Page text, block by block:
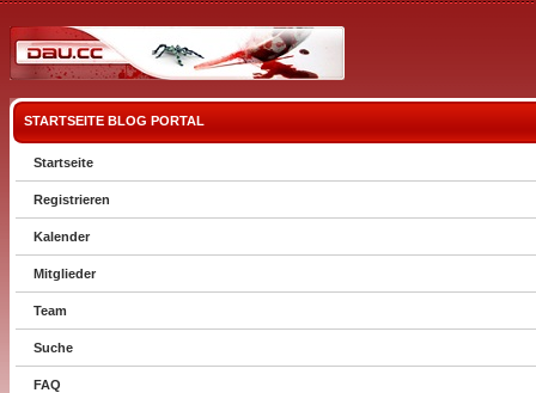
STARTSEITE BLOG PORTAL
Startseite
Registrieren
Kalender
Mitglieder
Team
Suche
FAQ